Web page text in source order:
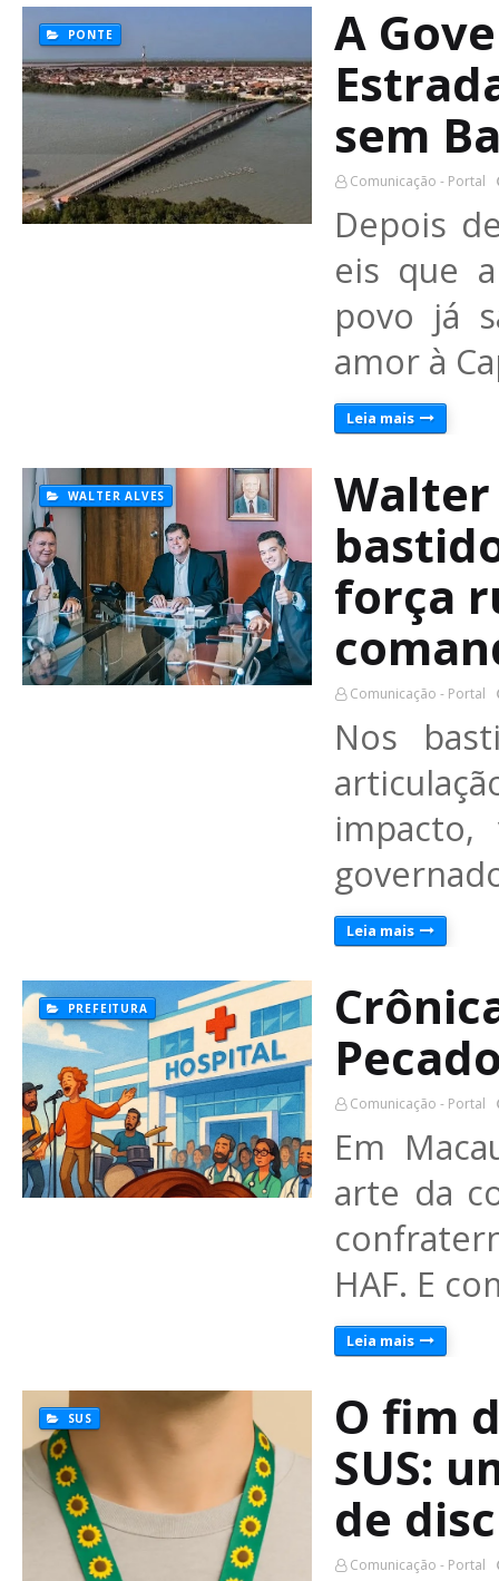
PONTE
A
sem
Comunicação - Portal
Depois
eis que
povo já
amor à
Leia mais
WALTER ALVES
força
Comunicação - Portal
Nos
Leia mais
PREFEITURA
Comunicação - Portal
Em
arte da
HAF. E
Leia mais
SUS
O fim
SUS:
de
Comunicação - Portal